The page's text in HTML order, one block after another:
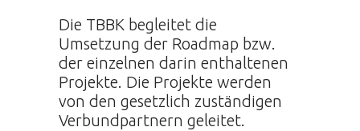
Die TBBK begleitet die
Umsetzung der Roadmap bzw.
der einzelnen darin enthaltenen
Projekte. Die Projekte werden
von den gesetzlich zuständigen
Verbundpartnern geleitet.